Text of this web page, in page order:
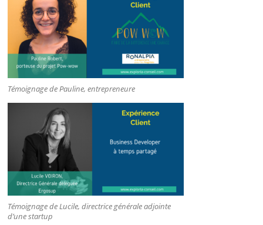
Témoignage de Pauline, entrepreneure
Témoignage de Lucile, directrice générale adjointe
d’une startup